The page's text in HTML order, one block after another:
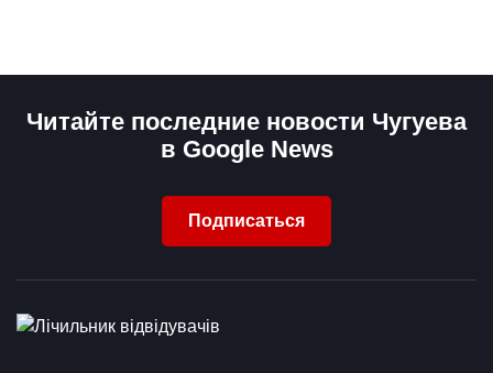
Читайте последние новости Чугуева
в Google News
Подписаться